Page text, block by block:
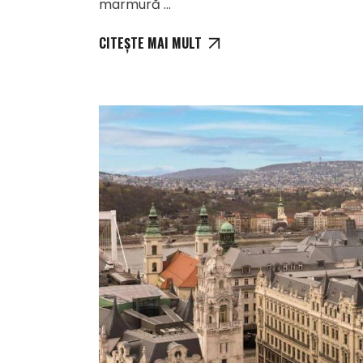
marmură
CITEȘTE MAI MULT